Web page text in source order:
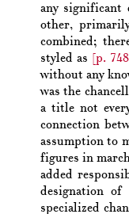
any significant
other,
combined;
styled as
[p.
without any
was the
a title not
connection
assumption to
figures in
added
designation
specialized